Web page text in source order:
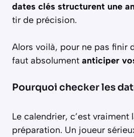
dates clés structurent une
tir de précision.
Alors voilà, pour ne pas finir
faut absolument anticiper
Pourquoi checker les
Le calendrier, c’est vraiment
préparation. Un joueur